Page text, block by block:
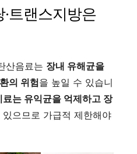
·트랜스지방은
산음료는 장내 유해균을
의 위험을 높일 수 있습니
는 유익균을 억제하고 장
으므로 가급적 제한해야